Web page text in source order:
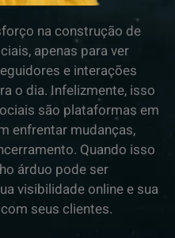
na construção de
apenas para ver
e interações
o dia. Infelizmente, isso
são plataformas em
enfrentar mudanças,
Quando isso
árduo pode ser
visibilidade online e sua
seus clientes.